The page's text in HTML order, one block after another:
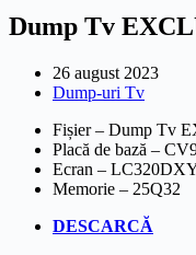
Dump Tv
26 august 2023
Dump-uri Tv
Fișier – Dump Tv
Placă de bază –
Ecran –
Memorie – 25Q32
DESCARCĂ